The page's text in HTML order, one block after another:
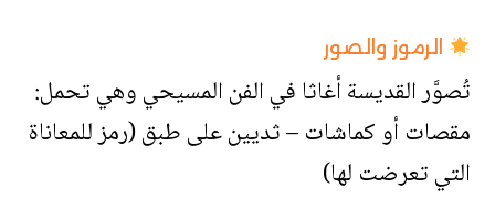
الرموز والصور
تُصوَّر القديسة أغاثا في الفن المسيحي وهي تحمل:
مقصات أو كماشات – ثديين على طبق (رمز للمعاناة
التي تعرضت لها)